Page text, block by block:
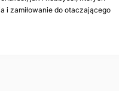
i zamiłowanie do otaczającego